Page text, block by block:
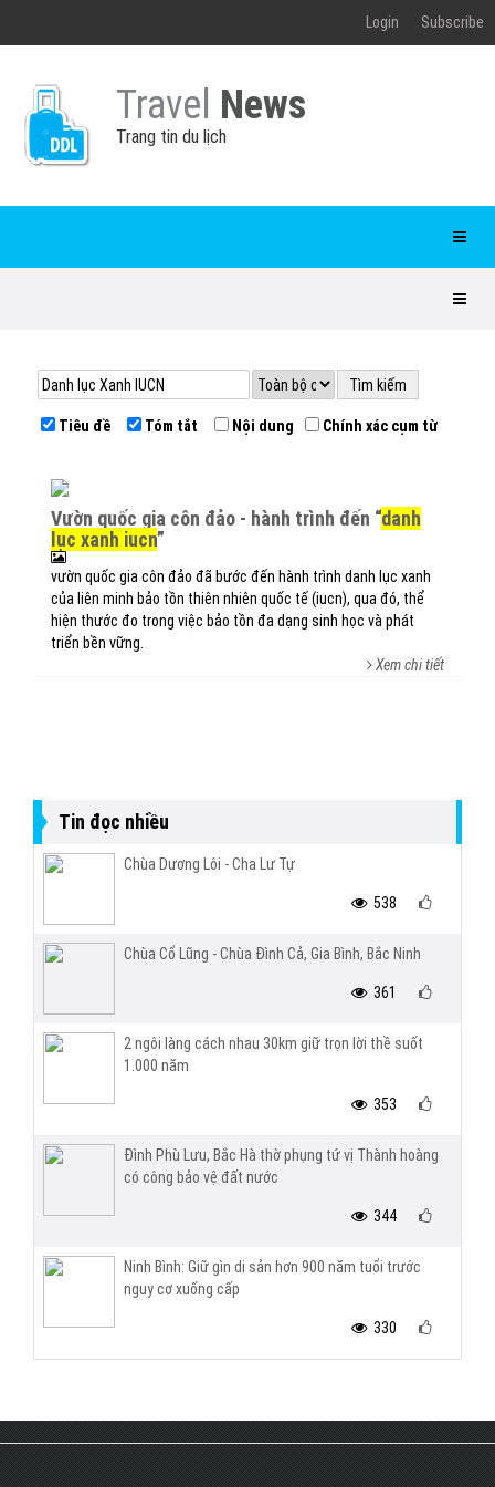
Login Subscribe
Travel News
Trang tin du lịch
Tiêu đề Tóm tắt Nội dung Chính xác cụm từ
vườn quốc gia côn đảo - hành trình đến “danh
lục xanh iucn”
vườn quốc gia côn đảo đã bước đến hành trình danh lục xanh
của liên minh bảo tồn thiên nhiên quốc tế (iucn), qua đó, thể
hiện thước đo trong việc bảo tồn đa dạng sinh học và phát
triển bền vững.
Xem chi tiết
Tin đọc nhiều
Chùa Dương Lôi - Cha Lư Tự
538
Chùa Cổ Lũng - Chùa Đình Cả, Gia Bình, Bắc Ninh
361
2 ngôi làng cách nhau 30km giữ trọn lời thề suốt
1.000 năm
353
Đình Phù Lưu, Bắc Hà thờ phụng tứ vị Thành hoàng
có công bảo vệ đất nước
344
Ninh Bình: Giữ gìn di sản hơn 900 năm tuổi trước
nguy cơ xuống cấp
330